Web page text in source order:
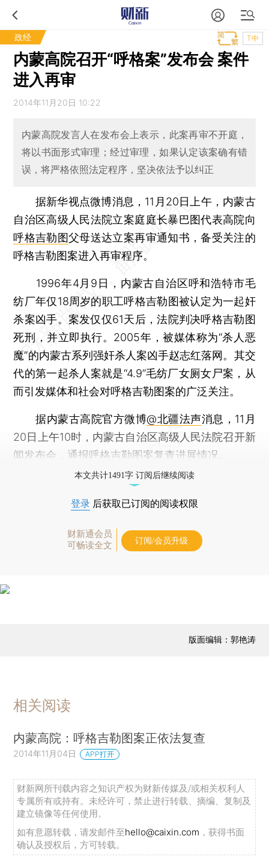
政经 T中
内蒙高院召开“呼格案”发布会 案件
进入再审
2014年11月20日 10:22
内蒙高院发言人在发布会上表示，此案再审不开庭，
将以书面形式审理；经过审理，如果认定该案确有错
误，将严格依照法定程序，坚决依法予以纠正
据新华视点微博消息，11月20日上午，内蒙古
自治区高级人民法院立案庭庭长暴巴图代表高院向
呼格吉勒图父母送达立案再审通知书，备受关注的
呼格吉勒图案进入再审程序。
1996年4月9日，内蒙古自治区呼和浩特市毛
纺厂年仅18周岁的职工呼格吉勒图被认定为一起奸
杀案凶手。案发仅仅61天后，法院判决呼格吉勒图
死刑，并立即执行。2005年，被媒体称为“杀人恶
魔”的内蒙古系列强奸杀人案凶手赵志红落网。其交
代的第一起杀人案就是“4.9”毛纺厂女厕女尸案，从
而引发媒体和社会对呼格吉勒图案的广泛关注。
据内蒙古高院官方微博@北疆法声消息，11月
20日上午10时，内蒙古自治区高级人民法院召开新
闻发布会，通报呼格吉勒图案复查进展情况。
本文共计1491字 订阅后继续阅读
登录 后获取已订阅的阅读权限
财新通会员
可畅读全文
订阅/会员升级
版面编辑：郭艳涛
相关阅读
内蒙高院：呼格吉勒图案正依法复查
2014年11月04日 APP打开
财新网所刊载内容之知识产权为财新传媒及/或相关权利人
专属所有或持有。未经许可，禁止进行转载、摘编、复制及
建立镜像等任何使用。
如有意愿转载，请发邮件至hello@caixin.com ，获得书面
确认及授权后，方可转载。